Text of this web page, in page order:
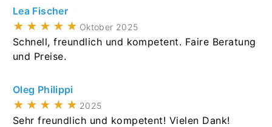
ab&d legal.
Joanna Koronkiewicz, die sich meiner Sache
äußerst professionell angenommen und mir die
Feinheiten des deutschen Wettbewerbs- und
Markenrechts im Hinblick auf meinen Fall auf sehr
Lea Fischer
★★★★★ Oktober 2025
Schnell, freundlich und kompetent. Faire Beratung
und Preise.
Oleg Philippi
★★★★★ 2025
Sehr freundlich und kompetent! Vielen Dank!